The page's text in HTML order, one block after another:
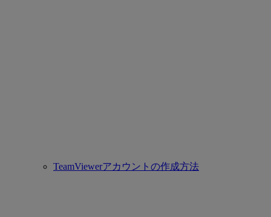
TeamViewerアカウントの作成方法